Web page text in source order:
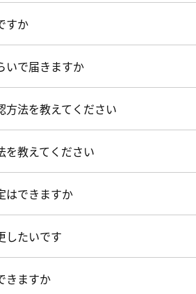
すか
いで届きますか
方法を教えてください
を教えてください
はできますか
したいです
きますか